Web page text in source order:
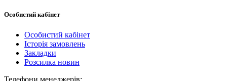
Особистий кабінет
Особистий кабінет
Історія замовлень
Закладки
Розсилка новин
Телефони менеджерів: